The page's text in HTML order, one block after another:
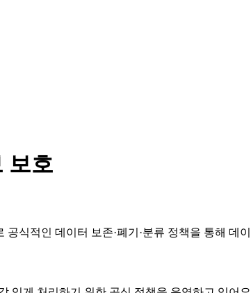
보호
공식적인 데이터 보존·폐기·분류 정책을 통해